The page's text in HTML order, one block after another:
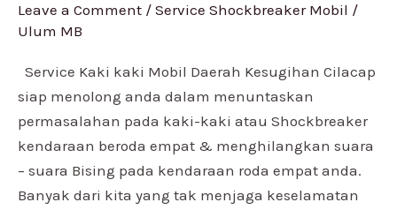
Leave a Comment / Service Shockbreaker Mobil /
Ulum MB
Service Kaki kaki Mobil Daerah Kesugihan Cilacap
siap menolong anda dalam menuntaskan
permasalahan pada kaki-kaki atau Shockbreaker
kendaraan beroda empat & menghilangkan suara
– suara Bising pada kendaraan roda empat anda.
Banyak dari kita yang tak menjaga keselamatan
Mobil
Daerah
Kesugihan
Cilacap